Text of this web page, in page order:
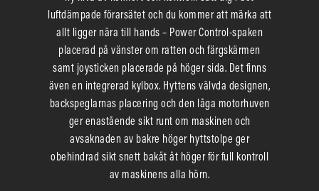
luftdämpade förarsätet och du kommer att märka att
allt ligger nära till hands – Power Control-spaken
placerad på vänster om ratten och färgskärmen
samt joysticken placerade på höger sida. Det finns
även en integrerad kylbox. Hyttens välvda designen,
backspeglarnas placering och den låga motorhuven
ger enastående sikt runt om maskinen och
avsaknaden av bakre höger hyttstolpe ger
obehindrad sikt snett bakåt åt höger för full kontroll
av maskinens alla hörn.